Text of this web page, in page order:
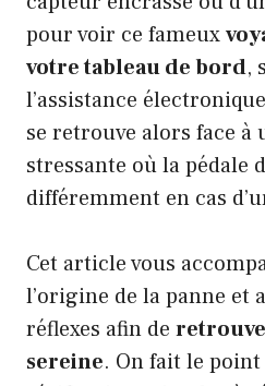
pour voir ce fameux
votre tableau de bord,
l’assistance
se retrouve alors face à
stressante où la pédale
différemment en cas
Cet article vous
l’origine de la panne et
réflexes afin de
sereine. On fait le